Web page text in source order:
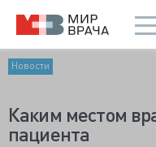
Новости
Каким местом
пациента